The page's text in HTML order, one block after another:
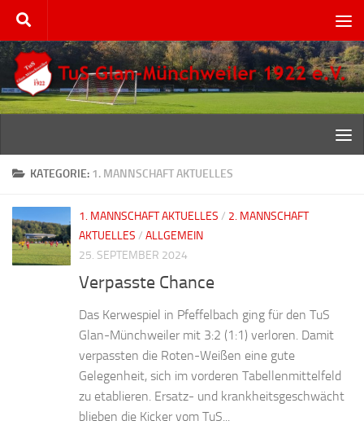
Zum Inhalt springen
KATEGORIE: 1. MANNSCHAFT AKTUELLES
1. MANNSCHAFT AKTUELLES / 2. MANNSCHAFT
AKTUELLES / ALLGEMEIN
25. SEPTEMBER 2024
Verpasste Chance
Das Kerwespiel in Pfeffelbach ging für den TuS
Glan-Münchweiler mit 3:2 (1:1) verloren. Damit
verpassten die Roten-Weißen eine gute
Gelegenheit, sich im vorderen Tabellenmittelfeld
zu etablieren. Ersatz- und krankheitsgeschwächt
blieben die Kicker vom TuS...